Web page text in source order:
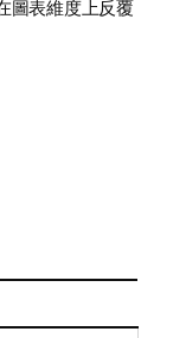
圖表維度上反覆